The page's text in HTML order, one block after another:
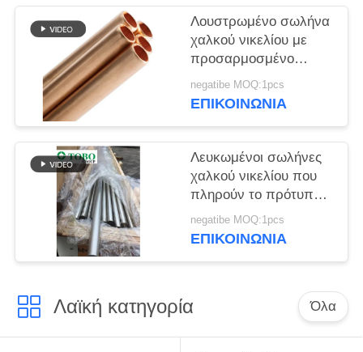
Λουστρωμένο σωλήνα
χαλκού νικελίου με
προσαρμοσμένο
πάχος για
αποτελεσματική
negatibe MOQ:1pcs
ΕΠΙΚΟΙΝΩΝΊΑ
Λευκωμένοι σωλήνες
χαλκού νικελίου που
πληρούν το πρότυπο
ASTM για
βιομηχανικές
negatibe MOQ:1pcs
ΕΠΙΚΟΙΝΩΝΊΑ
Λαϊκή κατηγορία Όλα